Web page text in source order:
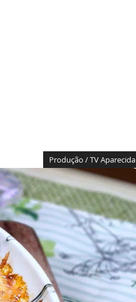
Produção / TV Aparecida